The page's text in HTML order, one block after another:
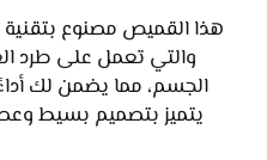
هذا القميص مصنوع بتقنية
والتي تعمل على طرد
الجسم، مما يضمن لك
يتميز بتصميم بسيط